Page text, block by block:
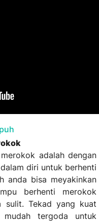
adalah dengan
diri untuk berhenti
anda bisa meyakinkan
berhenti merokok
sulit. Tekad yang kuat
tergoda untuk